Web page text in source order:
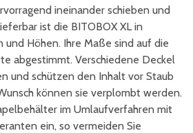
ineinander schieben und
ist die BITOBOX XL in
und Höhen. Ihre Maße sind auf die
abgestimmt. Verschiedene Deckel
und schützen den Inhalt vor Staub
können sie verplombt werden.
im Umlaufverfahren mit
ein, so vermeiden Sie